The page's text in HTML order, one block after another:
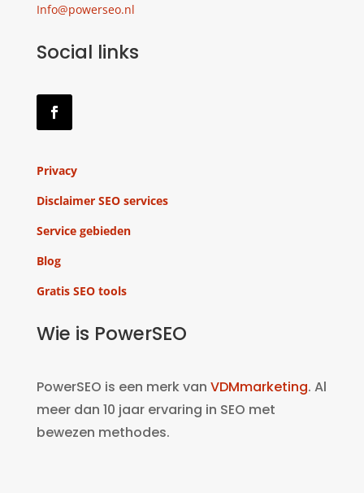
Info@powerseo.nl
Social links
Privacy
Disclaimer SEO services
Service gebieden
Blog
Gratis SEO tools
Wie is PowerSEO
PowerSEO is een merk van VDMmarketing. Al
meer dan 10 jaar ervaring in SEO met
bewezen methodes.